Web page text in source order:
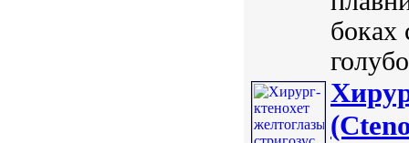
боках